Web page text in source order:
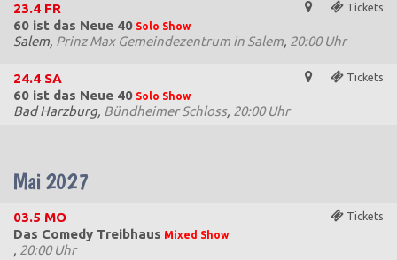
Tickets
23.4 FR
60 ist das Neue 40 Solo Show
Salem, Prinz Max Gemeindezentrum in Salem, 20:00 Uhr
Tickets
24.4 SA
60 ist das Neue 40 Solo Show
Bad Harzburg, Bündheimer Schloss, 20:00 Uhr
Mai 2027
Tickets
03.5 MO
Das Comedy Treibhaus Mixed Show
, 20:00 Uhr